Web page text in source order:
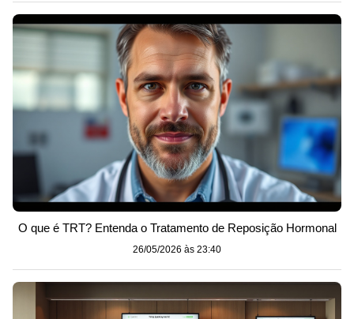
O que é TRT? Entenda o Tratamento de Reposição Hormonal
26/05/2026 às 23:40